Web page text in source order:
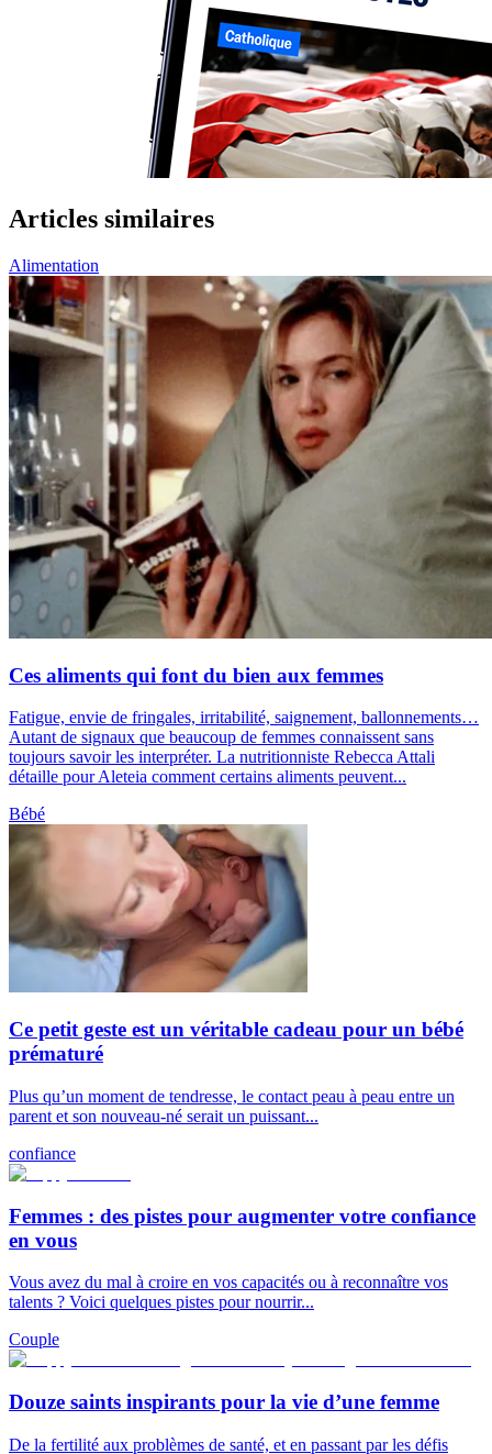
Articles similaires
Alimentation
Ces aliments qui font du bien aux femmes
Fatigue, envie de fringales, irritabilité, saignement, ballonnements…
Autant de signaux que beaucoup de femmes connaissent sans
toujours savoir les interpréter. La nutritionniste Rebecca Attali
détaille pour Aleteia comment certains aliments peuvent...
Bébé
Ce petit geste est un véritable cadeau pour un bébé
prématuré
Plus qu’un moment de tendresse, le contact peau à peau entre un
parent et son nouveau-né serait un puissant...
confiance
Femmes : des pistes pour augmenter votre confiance
en vous
Vous avez du mal à croire en vos capacités ou à reconnaître vos
talents ? Voici quelques pistes pour nourrir...
Couple
Douze saints inspirants pour la vie d’une femme
De la fertilité aux problèmes de santé, et en passant par les défis